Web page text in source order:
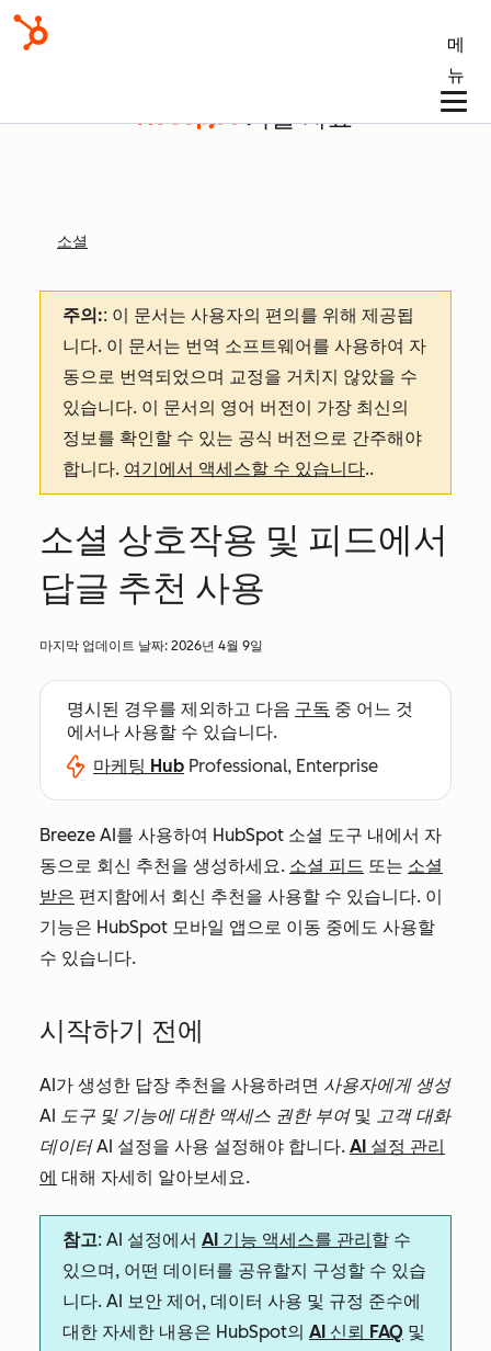
메
뉴
기술 자료
소셜
주의:: 이 문서는 사용자의 편의를 위해 제공됩
니다. 이 문서는 번역 소프트웨어를 사용하여 자
동으로 번역되었으며 교정을 거치지 않았을 수
있습니다. 이 문서의 영어 버전이 가장 최신의
정보를 확인할 수 있는 공식 버전으로 간주해야
합니다. 여기에서 액세스할 수 있습니다..
소셜 상호작용 및 피드에서
답글 추천 사용
마지막 업데이트 날짜: 2026년 4월 9일
명시된 경우를 제외하고 다음 구독 중 어느 것
에서나 사용할 수 있습니다.
마케팅 Hub Professional, Enterprise
Breeze AI를 사용하여 HubSpot 소셜 도구 내에서 자
동으로 회신 추천을 생성하세요. 소셜 피드 또는 소셜
받은 편지함에서 회신 추천을 사용할 수 있습니다. 이
기능은 HubSpot 모바일 앱으로 이동 중에도 사용할
수 있습니다.
시작하기 전에
AI가 생성한 답장 추천을 사용하려면 사용자에게 생성
AI 도구 및 기능에 대한 액세스 권한 부여및 고객 대화
데이터AI 설정을 사용 설정해야 합니다. AI 설정 관리
에 대해 자세히 알아보세요.
참고: AI 설정에서 AI 기능 액세스를 관리할 수
있으며, 어떤 데이터를 공유할지 구성할 수 있습
니다. AI 보안 제어, 데이터 사용 및 규정 준수에
대한 자세한 내용은 HubSpot의 AI 신뢰 FAQ 및